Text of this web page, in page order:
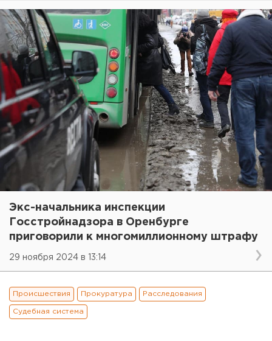
Экс-начальника инспекции
Госстройнадзора в Оренбурге
приговорили к многомиллионному штрафу
29 ноября 2024 в 13:14
Происшествия Прокуратура Расследования
Судебная система